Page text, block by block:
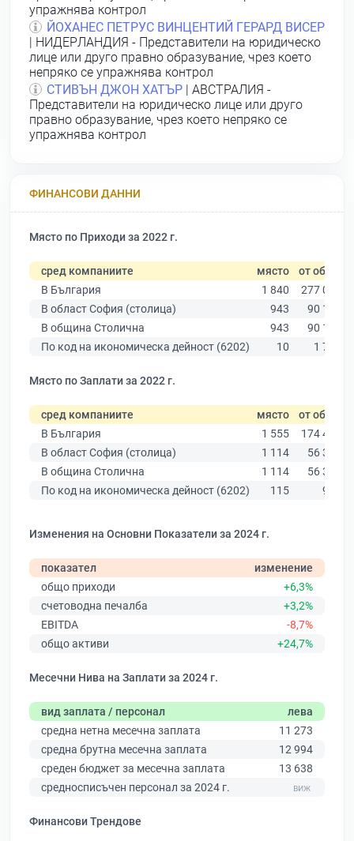
упражнява контрол
ЙОХАНЕС ПЕТРУС ВИНЦЕНТИЙ ГЕРАРД ВИСЕР
| НИДЕРЛАНДИЯ - Представители на юридическо
лице или друго правно образувание, чрез което
непряко се упражнява контрол
СТИВЪН ДЖОН ХАТЪР | АВСТРАЛИЯ -
Представители на юридическо лице или друго
правно образувание, чрез което непряко се
упражнява контрол
ФИНАНСОВИ ДАННИ
Място по Приходи за 2022 г.
сред компаниите място от общо
В България
1 840
277 019
В област София (столица)
943
90 178
В община Столична
943
90 178
По код на икономическа дейност (6202)
10 1 740
Място по Заплати за 2022 г.
сред компаниите място от общо
В България
1 555
174 403
В област София (столица)
1 114
56 378
В община Столична
1 114
56 378
По код на икономическа дейност (6202)
115 969
Изменения на Основни Показатели за 2024 г.
показател
изменение
общо приходи
+6,3%
счетоводна печалба
+3,2%
EBITDA
-8,7%
общо активи
+24,7%
Месечни Нива на Заплати за 2024 г.
вид заплата / персонал
лева
средна нетна месечна заплата
11 273
средна брутна месечна заплата
12 994
среден бюджет за месечна заплата
13 638
средносписъчен персонал за 2024 г.
Финансови Трендове